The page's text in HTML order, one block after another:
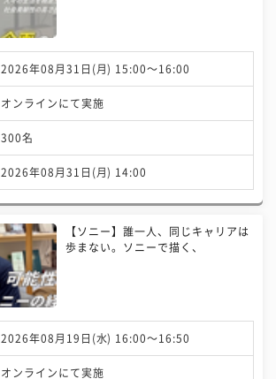
2026年08月31日(月) 15:00〜16:00
オンラインにて実施
300名
2026年08月31日(月) 14:00
【ソニー】誰一人、同じキャリアは
歩まない。ソニーで描く、
2026年08月19日(水) 16:00〜16:50
オンラインにて実施